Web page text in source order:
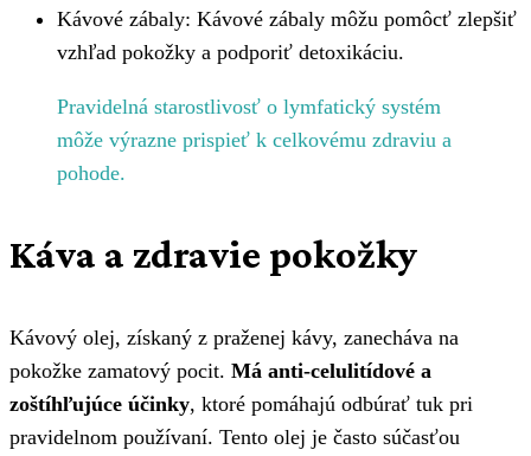
Kávové zábaly: Kávové zábaly môžu pomôcť zlepšiť
vzhľad pokožky a podporiť detoxikáciu.
Pravidelná starostlivosť o lymfatický systém
môže výrazne prispieť k celkovému zdraviu a
pohode.
Káva a zdravie pokožky
Kávový olej, získaný z praženej kávy, zanecháva na
pokožke zamatový pocit. Má anti-celulitídové a
zoštíhľujúce účinky, ktoré pomáhajú odbúrať tuk pri
pravidelnom používaní. Tento olej je často súčasťou